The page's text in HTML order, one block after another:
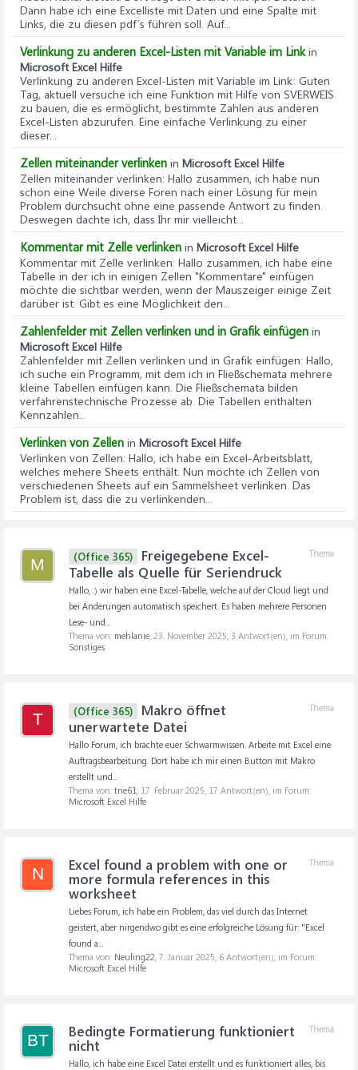
Dann habe ich eine Excelliste mit Daten und eine Spalte mit
Links, die zu diesen pdf´s führen soll. Auf...
Verlinkung zu anderen Excel-Listen mit Variable im Linkin
Microsoft Excel Hilfe
Verlinkung zu anderen Excel-Listen mit Variable im Link: Guten
Tag, aktuell versuche ich eine Funktion mit Hilfe von SVERWEIS
zu bauen, die es ermöglicht, bestimmte Zahlen aus anderen
Excel-Listen abzurufen. Eine einfache Verlinkung zu einer
dieser...
Zellen miteinander verlinken in Microsoft Excel Hilfe
Zellen miteinander verlinken: Hallo zusammen, ich habe nun
schon eine Weile diverse Foren nach einer Lösung für mein
Problem durchsucht ohne eine passende Antwort zu finden.
Deswegen dachte ich, dass Ihr mir vielleicht...
Kommentar mit Zelle verlinken in Microsoft Excel Hilfe
Kommentar mit Zelle verlinken: Hallo zusammen, ich habe eine
Tabelle in der ich in einigen Zellen "Kommentare" einfügen
möchte die sichtbar werden, wenn der Mauszeiger einige Zeit
darüber ist. Gibt es eine Möglichkeit den...
Zahlenfelder mit Zellen verlinken und in Grafik einfügen in
Microsoft Excel Hilfe
Zahlenfelder mit Zellen verlinken und in Grafik einfügen: Hallo,
ich suche ein Programm, mit dem ich in Fließschemata mehrere
kleine Tabellen einfügen kann. Die Fließschemata bilden
verfahrenstechnische Prozesse ab. Die Tabellen enthalten
Kennzahlen...
Verlinken von Zellen in Microsoft Excel Hilfe
Verlinken von Zellen: Hallo, ich habe ein Excel-Arbeitsblatt,
welches mehere Sheets enthält. Nun möchte ich Zellen von
verschiedenen Sheets auf ein Sammelsheet verlinken. Das
Problem ist, dass die zu verlinkenden...
M
Thema
(Office 365)
Freigegebene Excel-
Tabelle als Quelle für Seriendruck
Hallo, :) wir haben eine Excel-Tabelle, welche auf der Cloud liegt und
bei Änderungen automatisch speichert. Es haben mehrere Personen
Lese- und...
Thema von: mehlanie, 23. November 2025, 3 Antwort(en), im Forum:
Sonstiges
T
Thema
(Office 365)
Makro öffnet
unerwartete Datei
Hallo Forum, ich brächte euer Schwarmwissen. Arbeite mit Excel eine
Auftragsbearbeitung. Dort habe ich mir einen Button mit Makro
erstellt und...
Thema von: trie61, 17. Februar 2025, 17 Antwort(en), im Forum:
Microsoft Excel Hilfe
N
Thema
Excel found a problem with one or
more formula references in this
worksheet
Liebes Forum, ich habe ein Problem, das viel durch das Internet
geistert, aber nirgendwo gibt es eine erfolgreiche Lösung für: "Excel
found a...
Thema von: Neuling22, 7. Januar 2025, 6 Antwort(en), im Forum:
Microsoft Excel Hilfe
BT
Thema
Bedingte Formatierung funktioniert
nicht
Hallo, ich habe eine Excel Datei erstellt und es funktioniert alles, bis